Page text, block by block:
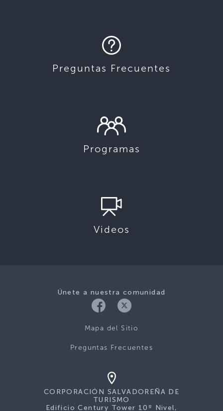
Preguntas Frecuentes
Programas
Videos
Únete a nuestra comunidad
Mapa del Sitio
Preguntas Frecuentes
CORPORACIÓN SALVADOREÑA DE
TURISMO
Edificio Century Tower 10º Nivel,